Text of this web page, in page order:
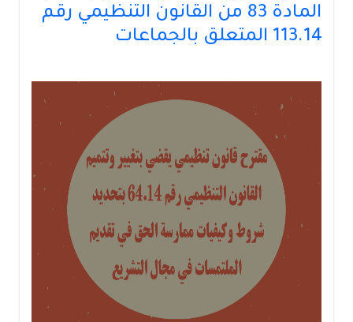
المادة 83 من القانون التنظيمي رقم
113.14 المتعلق بالجماعات